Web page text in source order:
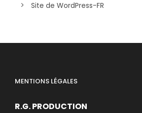
Site de WordPress-FR
MENTIONS LÉGALES
R.G. PRODUCTION